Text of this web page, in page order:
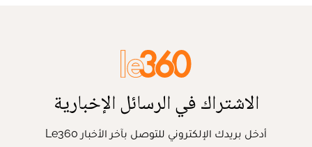
الاشتراك في الرسائل الإخبارية
أدخل بريدك الإلكتروني للتوصل بآخر الأخبار Le360